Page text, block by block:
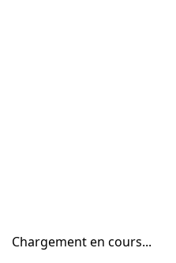
Chargement en cours...